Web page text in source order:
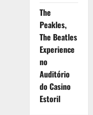
The
Peakles,
The Beatles
Experience
no
Auditório
do Casino
Estoril